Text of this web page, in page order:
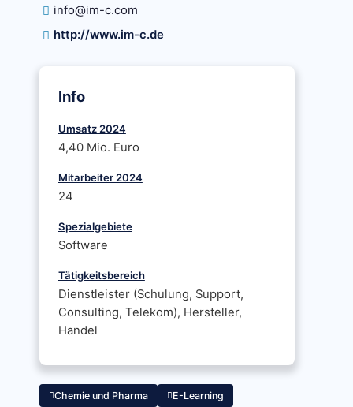
info@im-c.com
http://www.im-c.de
Info
Umsatz 2024
4,40 Mio. Euro
Mitarbeiter 2024
24
Spezialgebiete
Software
Tätigkeitsbereich
Dienstleister (Schulung, Support,
Consulting, Telekom), Hersteller,
Handel
Chemie und Pharma
E-Learning